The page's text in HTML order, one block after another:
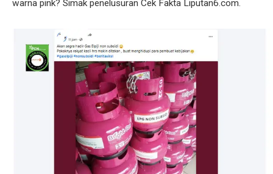
warna pink? Simak penelusuran Cek Fakta Liputan6.com.